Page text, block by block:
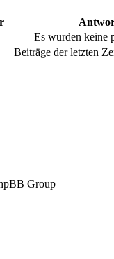
Es wurden keine
Beiträge der letzten
Group